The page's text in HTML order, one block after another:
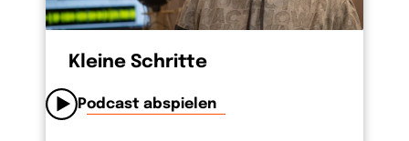
Kleine Schritte
Podcast abspielen